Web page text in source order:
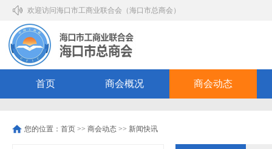
欢迎访问海口市工商业联合会（海口市总商会）
首页 商会概况 商会动态
您的位置： 首页 >> 商会动态 >> 新闻快讯